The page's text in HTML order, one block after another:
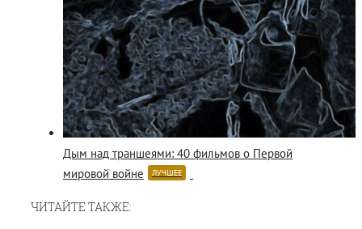
Дым над траншеями: 40 фильмов о Первой
мировой войне
ЛУЧШЕЕ
ЧИТАЙТЕ ТАКЖЕ: